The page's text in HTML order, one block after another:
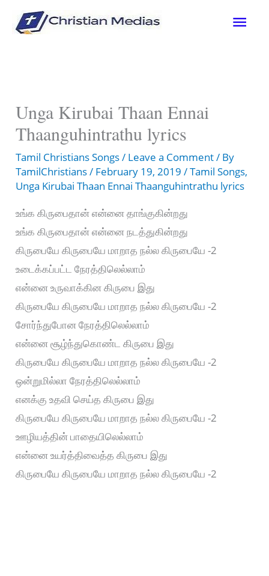
Unga Kirubai Thaan Ennai
Thaanguhintrathu lyrics
Tamil Christians Songs/ Leave a Comment/ By
TamilChristians/ February 19, 2019/Tamil Songs,
Unga Kirubai Thaan Ennai Thaanguhintrathu lyrics
உங்க கிருபைதான் என்னை தாங்குகின்றது
உங்க கிருபைதான் என்னை நடத்துகின்றது
கிருபையே கிருபையே மாறாத நல்ல கிருபையே -2
உடைக்கப்பட்ட நேரத்திலெல்லாம்
என்னை உருவாக்கின கிருபை இது
கிருபையே கிருபையே மாறாத நல்ல கிருபையே -2
சோர்ந்துபோன நேரத்திலெல்லாம்
என்னை சூழ்ந்துகொண்ட கிருபை இது
கிருபையே கிருபையே மாறாத நல்ல கிருபையே -2
ஒன்றுமில்லா நேரத்திலெல்லாம்
எனக்கு உதவி செய்த கிருபை இது
கிருபையே கிருபையே மாறாத நல்ல கிருபையே -2
ஊழியத்தின் பாதையிலெல்லாம்
என்னை உயர்த்திவைத்த கிருபை இது
கிருபையே கிருபையே மாறாத நல்ல கிருபையே -2